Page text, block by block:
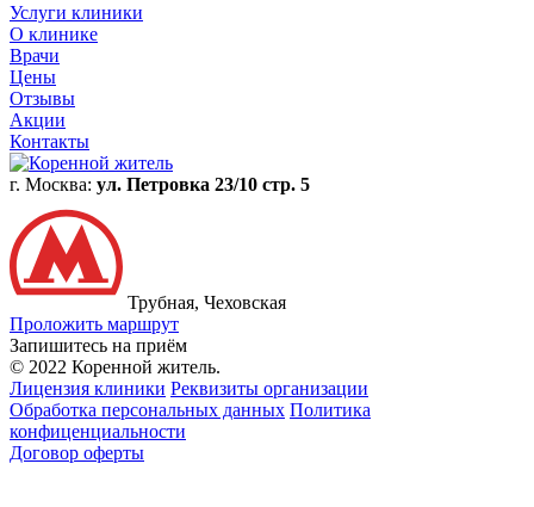
Услуги клиники
О клинике
Врачи
Цены
Отзывы
Акции
Контакты
г. Москва: ул. Петровка 23/10 стр. 5
Трубная, Чеховская
Проложить маршрут
Запишитесь на приём
© 2022 Коренной житель.
Лицензия клиники Реквизиты организации
Обработка персональных данных Политика
конфиценциальности
Договор оферты